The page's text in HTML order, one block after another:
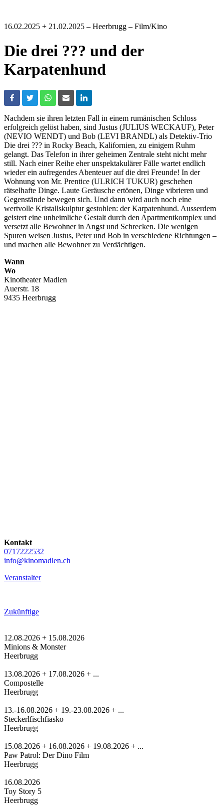
16.02.2025 + 21.02.2025 – Heerbrugg – Film/Kino
Die drei ??? und der
Karpatenhund
Nachdem sie ihren letzten Fall in einem rumänischen Schloss
erfolgreich gelöst haben, sind Justus (JULIUS WECKAUF), Peter
(NEVIO WENDT) und Bob (LEVI BRANDL) als Detektiv-Trio
Die drei ??? in Rocky Beach, Kalifornien, zu einigem Ruhm
gelangt. Das Telefon in ihrer geheimen Zentrale steht nicht mehr
still. Nach einer Reihe eher unspektakulärer Fälle wartet endlich
wieder ein aufregendes Abenteuer auf die drei Freunde! In der
Wohnung von Mr. Prentice (ULRICH TUKUR) geschehen
rätselhafte Dinge. Laute Geräusche ertönen, Dinge vibrieren und
Gegenstände bewegen sich. Und dann wird auch noch eine
wertvolle Kristallskulptur gestohlen: der Karpatenhund. Ausserdem
geistert eine unheimliche Gestalt durch den Apartmentkomplex und
versetzt alle Bewohner in Angst und Schrecken. Die wenigen
Spuren weisen Justus, Peter und Bob in verschiedene Richtungen –
und machen alle Bewohner zu Verdächtigen.
Wann
Wo
Kinotheater Madlen
Auerstr. 18
9435 Heerbrugg
Kontakt
0717222532
info@kinomadlen.ch
Veranstalter
Zukünftige
12.08.2026 + 15.08.2026
Minions & Monster
Heerbrugg
13.08.2026 + 17.08.2026 + ...
Compostelle
Heerbrugg
13.-16.08.2026 + 19.-23.08.2026 + ...
Steckerlfischfiasko
Heerbrugg
15.08.2026 + 16.08.2026 + 19.08.2026 + ...
Paw Patrol: Der Dino Film
Heerbrugg
16.08.2026
Toy Story 5
Heerbrugg